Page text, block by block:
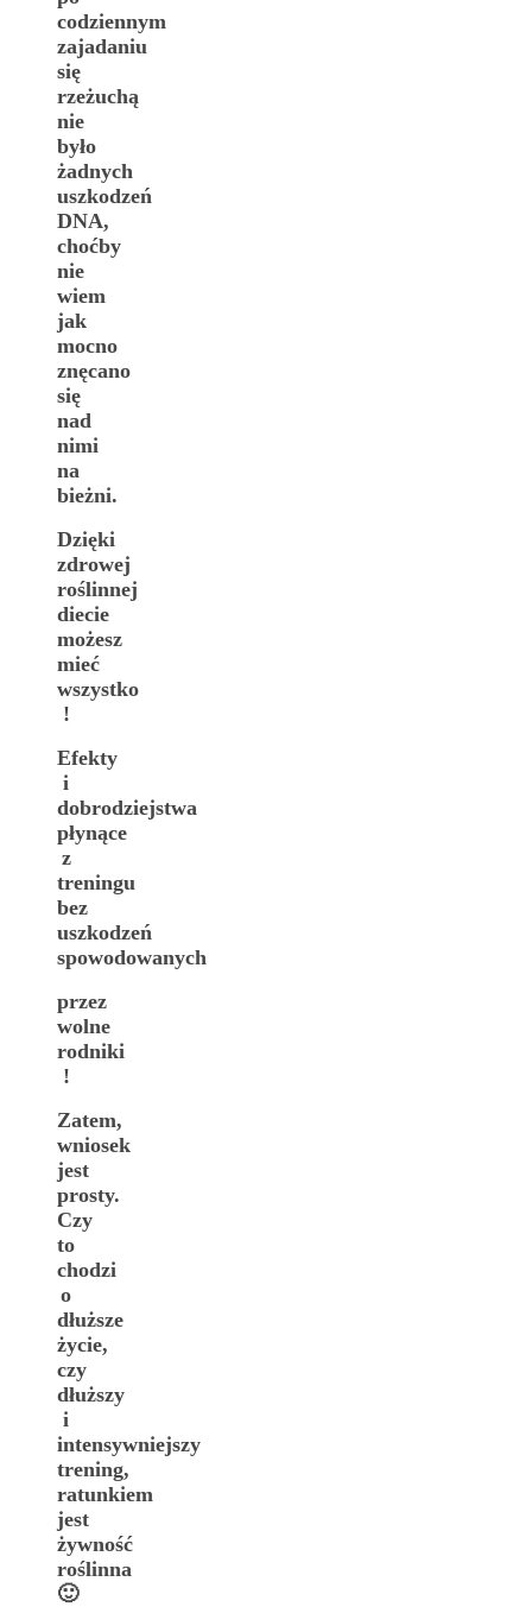
codziennym
zajadaniu
się
rzeżuchą
nie
było
żadnych
uszkodzeń
DNA,
choćby
nie
wiem
jak
mocno
znęcano
się
nad
nimi
na
bieżni.
Dzięki
zdrowej
roślinnej
diecie
możesz
mieć
wszystko
!
Efekty
i
dobrodziejstwa
płynące
z
treningu
bez
uszkodzeń
spowodowanych
przez
wolne
rodniki
!
Zatem,
wniosek
jest
prosty.
Czy
to
chodzi
o
dłuższe
życie,
czy
dłuższy
i
intensywniejszy
trening,
ratunkiem
jest
żywność
roślinna
🙂